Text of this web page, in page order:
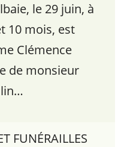
le 29 juin, à
10 mois, est
Clémence
de monsieur
FUNÉRAILLES